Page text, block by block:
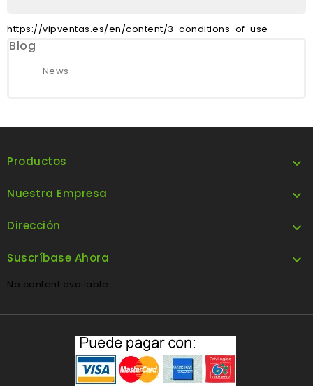
https://vipventas.es/en/content/3-conditions-of-use
Blog
News
Productos 
Nuestra Empresa 
Dirección 
Suscríbase Ahora 
No content available.